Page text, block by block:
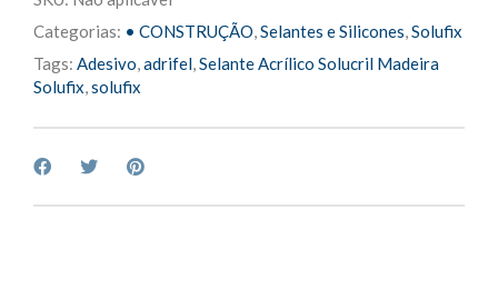
Categorias: • CONSTRUÇÃO,Selantes e Silicones,Solufix
Tags: Adesivo,adrifel,Selante Acrílico Solucril Madeira
Solufix,solufix